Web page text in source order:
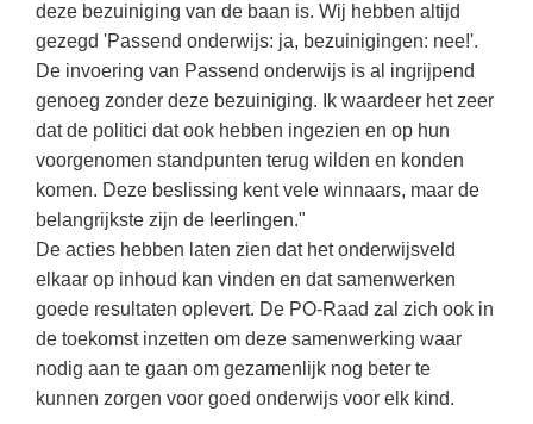
THEMA'S
Budgetteren
De boerderij
Duurzaamheid
Eerste wereldoorlog
Evolutieleer
Feest- en Gedenkdagen
Godsdienstonderwijs
Kerstfeest
Geld PO
Geld VO
Geschiedenis
Maatschappijleer
Orientatie
Rekenen
Sociale vaardigheden
Taalvaardigheid
Vakoverstijgend
Verzorging
deze bezuiniging van de baan is. Wij hebben altijd
gezegd 'Passend onderwijs: ja, bezuinigingen: nee!'.
De invoering van Passend onderwijs is al ingrijpend
genoeg zonder deze bezuiniging. Ik waardeer het zeer
dat de politici dat ook hebben ingezien en op hun
voorgenomen standpunten terug wilden en konden
komen. Deze beslissing kent vele winnaars, maar de
belangrijkste zijn de leerlingen."
De acties hebben laten zien dat het onderwijsveld
elkaar op inhoud kan vinden en dat samenwerken
goede resultaten oplevert. De PO-Raad zal zich ook in
de toekomst inzetten om deze samenwerking waar
nodig aan te gaan om gezamenlijk nog beter te
kunnen zorgen voor goed onderwijs voor elk kind.